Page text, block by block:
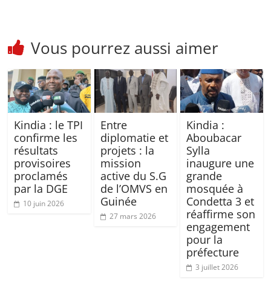
Vous pourrez aussi aimer
Kindia : le TPI
confirme les
résultats
provisoires
proclamés
par la DGE
10 juin 2026
Entre
diplomatie et
projets : la
mission
active du S.G
de l’OMVS en
Guinée
27 mars 2026
Kindia :
Aboubacar
Sylla
inaugure une
grande
mosquée à
Condetta 3 et
réaffirme son
engagement
pour la
préfecture
3 juillet 2026